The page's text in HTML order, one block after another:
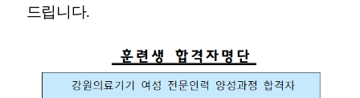
드립니다.